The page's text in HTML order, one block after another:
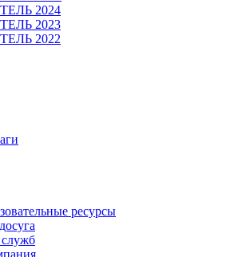
2024
2023
2022
ресурсы